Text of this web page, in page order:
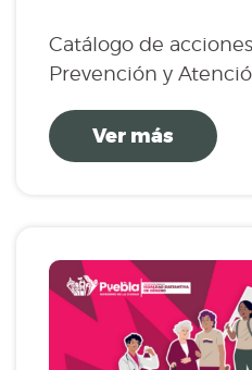
Catálogo de
Prevención y
Ver más